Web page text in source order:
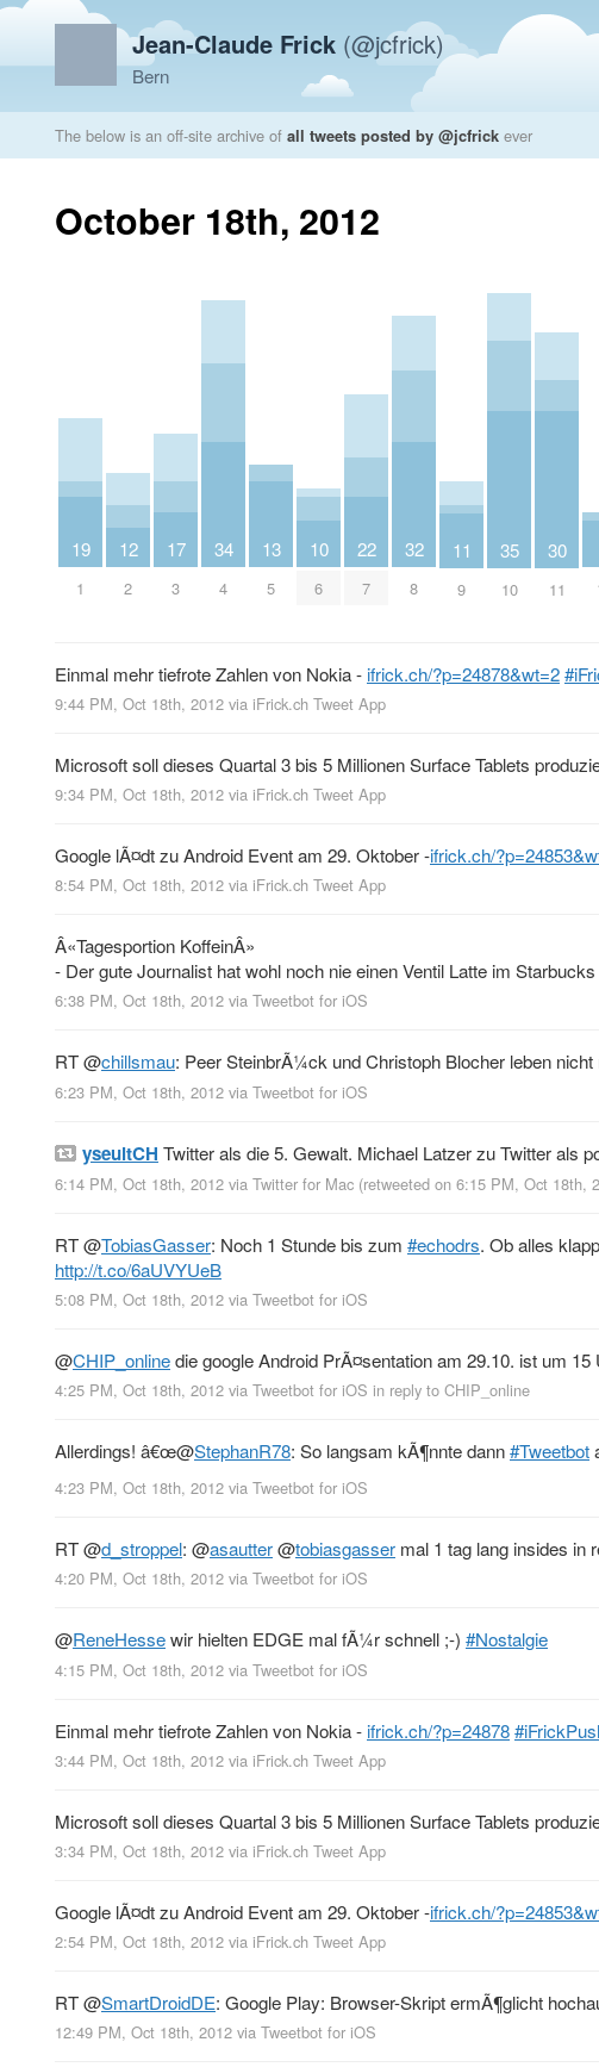
Jean-Claude Frick (@jcfrick)
Bern
The below is an off-site archive of all tweets posted by @jcfrick ever
October 18th, 2012
19
1
12
2
17
3
34
4
13
5
10
6
22
7
32
8
11
9
35
10
30
11
Einmal mehr tiefrote Zahlen von Nokia - ifrick.ch/?p=24878&wt=2
9:44 PM, Oct 18th, 2012 via iFrick.ch Tweet App
Microsoft soll dieses Quartal 3 bis 5 Millionen Surface Tablets
9:34 PM, Oct 18th, 2012 via iFrick.ch Tweet App
Google lÃ¤dt zu Android Event am 29. Oktober -ifrick.ch/
8:54 PM, Oct 18th, 2012 via iFrick.ch Tweet App
Â«Tagesportion KoffeinÂ»
- Der gute Journalist hat wohl noch nie einen Ventil Latte im
6:38 PM, Oct 18th, 2012 via Tweetbot for iOS
RT@chillsmau: Peer SteinbrÃ¼ck und Christoph Blocher leben
6:23 PM, Oct 18th, 2012 via Tweetbot for iOS
yseultCH Twitter als die 5. Gewalt. Michael Latzer zu Twitter als
6:14 PM, Oct 18th, 2012 via Twitter for Mac (retweeted on 6:15 PM, Oct 18th,
RT@TobiasGasser: Noch 1 Stunde bis zum #echodrs. Ob alles
http://t.co/6aUVYUeB
5:08 PM, Oct 18th, 2012 via Tweetbot for iOS
@CHIP_onlinedie google Android PrÃ¤sentation am 29.10. ist um
4:25 PM, Oct 18th, 2012 via Tweetbot for iOS in reply to CHIP_online
Allerdings! â€œ@StephanR78: So langsam kÃ¶nnte dann#Tweetbot
4:23 PM, Oct 18th, 2012 via Tweetbot for iOS
RT@d_stroppel: @asautter@tobiasgasser mal 1 tag lang insides
4:20 PM, Oct 18th, 2012 via Tweetbot for iOS
@ReneHessewir hielten EDGE mal fÃ¼r schnell ;-) #Nostalgie
4:15 PM, Oct 18th, 2012 via Tweetbot for iOS
Einmal mehr tiefrote Zahlen von Nokia - ifrick.ch/?p=24878
3:44 PM, Oct 18th, 2012 via iFrick.ch Tweet App
Microsoft soll dieses Quartal 3 bis 5 Millionen Surface Tablets
3:34 PM, Oct 18th, 2012 via iFrick.ch Tweet App
Google lÃ¤dt zu Android Event am 29. Oktober -ifrick.ch/
2:54 PM, Oct 18th, 2012 via iFrick.ch Tweet App
RT@SmartDroidDE: Google Play: Browser-Skript ermÃ¶glicht
12:49 PM, Oct 18th, 2012 via Tweetbot for iOS